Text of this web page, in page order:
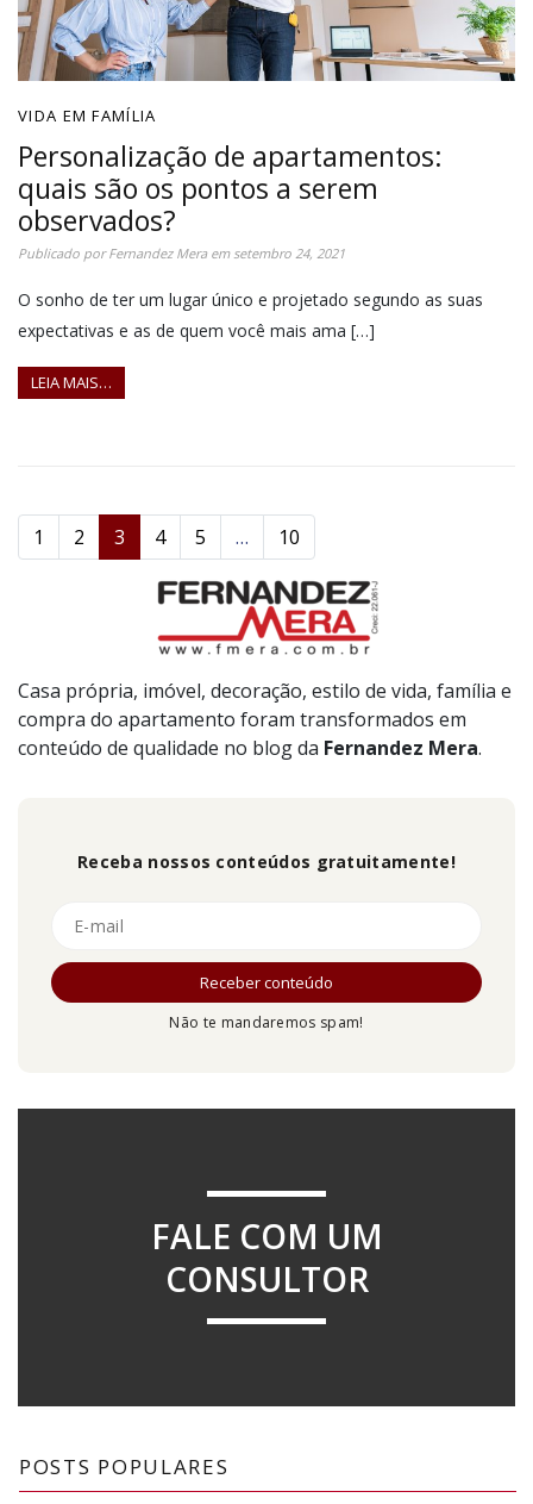
VIDA EM FAMÍLIA
Personalização de apartamentos:
quais são os pontos a serem
observados?
Publicado porFernandez Meraem setembro 24, 2021
O sonho de ter um lugar único e projetado segundo as suas
expectativas e as de quem você mais ama […]
LEIA MAIS…
1 2 3 4 5 … 10
Casa própria, imóvel, decoração, estilo de vida, família e
compra do apartamento foram transformados em
conteúdo de qualidade no blog da Fernandez Mera.
Receba nossos conteúdos gratuitamente!
Não te mandaremos spam!
FALE COM UM
CONSULTOR
POSTS POPULARES